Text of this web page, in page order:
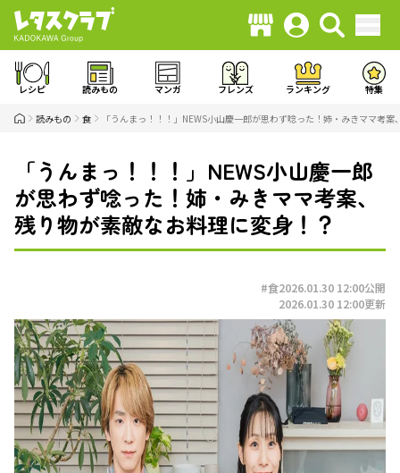
レシピ 読みもの マンガ フレンズ ランキング 特集
読みもの 食 「うんまっ！！！」NEWS小山慶一郎が思わず唸った！姉・みきママ考
「うんまっ！！！」NEWS小山慶一郎
が思わず唸った！姉・みきママ考案、
残り物が素敵なお料理に変身！？
#食2026.01.30 12:00公開
2026.01.30 12:00更新